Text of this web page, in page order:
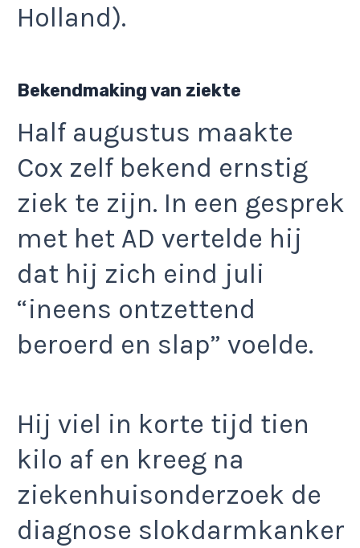
Holland).
Bekendmaking van ziekte
Half augustus maakte
Cox zelf bekend ernstig
ziek te zijn. In een gesprek
met het AD vertelde hij
dat hij zich eind juli
“ineens ontzettend
beroerd en slap” voelde.
Hij viel in korte tijd tien
kilo af en kreeg na
ziekenhuisonderzoek de
diagnose slokdarmkanker